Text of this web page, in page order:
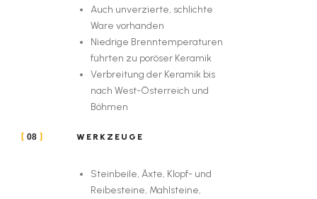
Auch unverzierte, schlichte
Ware vorhanden
Niedrige Brenntemperaturen
führten zu poröser Keramik
Verbreitung der Keramik bis
nach West-Österreich und
Böhmen
08 WERKZEUGE
Steinbeile, Äxte, Klopf- und
Reibesteine, Mahlsteine,